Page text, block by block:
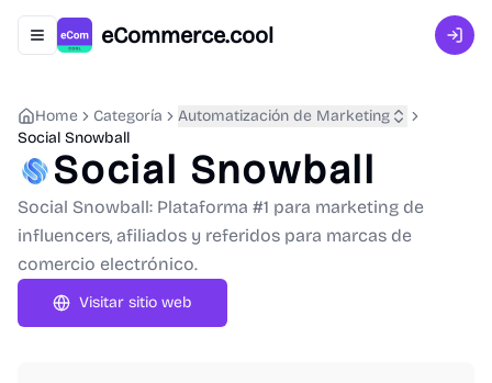
Abrir menú de navegación
eCommerce.cool
Home Categoría
Automatización de Marketing
Social Snowball
Social Snowball
Social Snowball: Plataforma #1 para marketing de
influencers, afiliados y referidos para marcas de
comercio electrónico.
Visitar sitio web